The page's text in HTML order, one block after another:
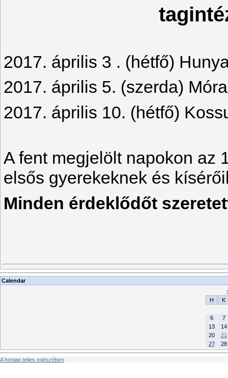
2017. április 3 . (hétfő)
2017. április 5. (szerda)
2017. április 10. (hétfő)
A fent megjelölt napokon az
elsős gyerekeknek és
Minden érdeklődőt
Calendar
H
K
6
7
13
14
20
21
27
28
A honlap teljes egészében